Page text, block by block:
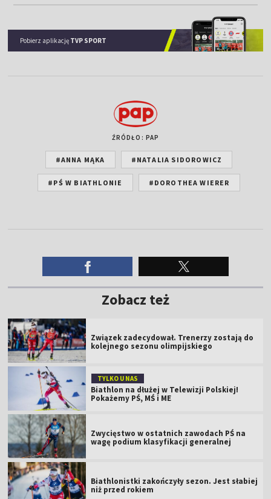
Pobierz aplikację TVP SPORT
ŹRÓDŁO: PAP
#ANNA MĄKA #NATALIA SIDOROWICZ
#PŚ W BIATHLONIE #DOROTHEA WIERER
Zobacz też
Związek zadecydował. Trenerzy zostają do
kolejnego sezonu olimpijskiego
TYLKO U NAS
Biathlon na dłużej w Telewizji Polskiej!
Pokażemy PŚ, MŚ i ME
Zwycięstwo w ostatnich zawodach PŚ na
wagę podium klasyfikacji generalnej
Biathlonistki zakończyły sezon. Jest słabiej
niż przed rokiem